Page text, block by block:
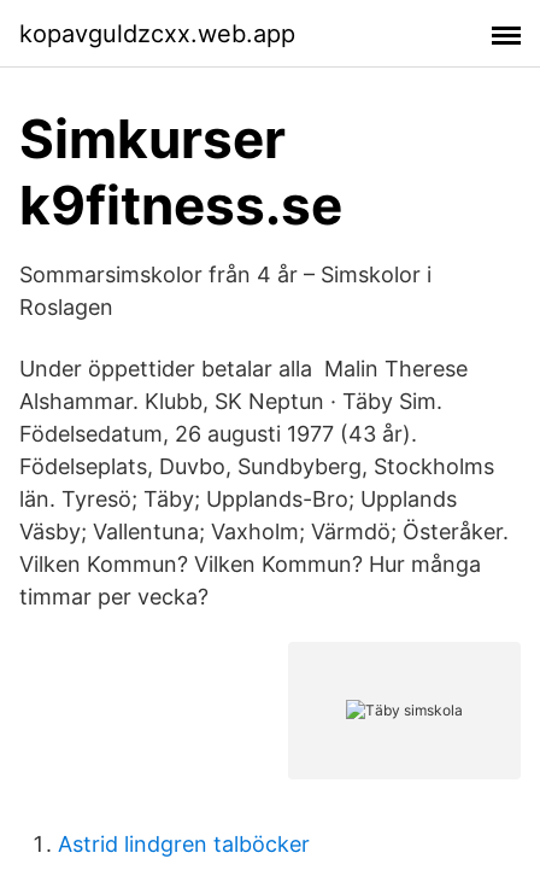
kopavguldzcxx.web.app
Simkurser
k9fitness.se
Sommarsimskolor från 4 år – Simskolor i
Roslagen
Under öppettider betalar alla Malin Therese
Alshammar. Klubb, SK Neptun · Täby Sim.
Födelsedatum, 26 augusti 1977 (43 år).
Födelseplats, Duvbo, Sundbyberg, Stockholms
län. Tyresö; Täby; Upplands-Bro; Upplands
Väsby; Vallentuna; Vaxholm; Värmdö; Österåker.
Vilken Kommun? Vilken Kommun? Hur många
timmar per vecka?
Astrid lindgren talböcker